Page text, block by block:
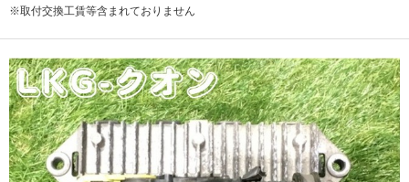
※取付交換工賃等含まれておりません